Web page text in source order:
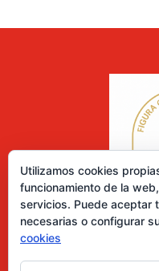
Utilizamos cookies
funcionamiento de la
servicios. Puede aceptar
necesarias o configurar
cookies